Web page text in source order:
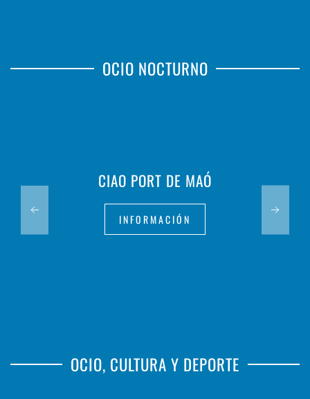
OCIO NOCTURNO
CIAO PORT DE MAÓ
INFORMACIÓN
OCIO, CULTURA Y DEPORTE